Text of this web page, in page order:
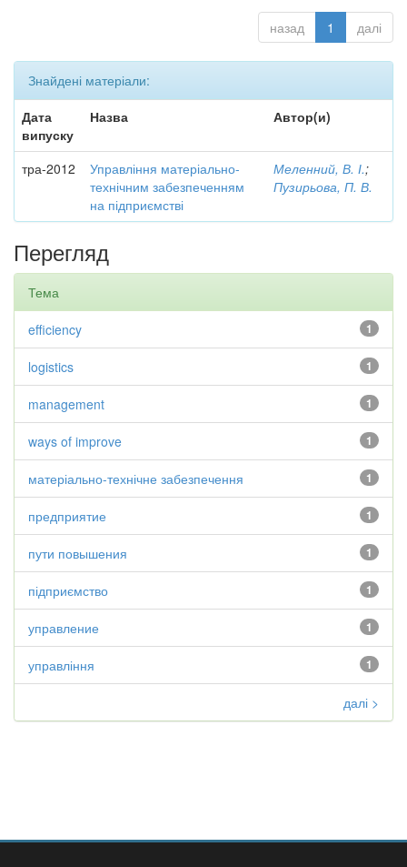
назад 1 далі
Знайдені матеріали:
Дата
випуску
Назва Автор(и)
тра-2012
Управління матеріально-
технічним забезпеченням
на підприємстві
Меленний, В. І.;
Пузирьова, П. В.
Перегляд
Тема
1
efficiency
1
logistics
1
management
1
ways of improve
1
матеріально-технічне забезпечення
1
предприятие
1
пути повышения
1
підприємство
1
управление
1
управління
далі >